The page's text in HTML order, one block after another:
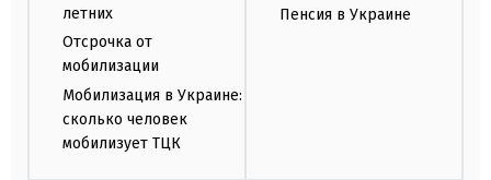
летних
Отсрочка от
мобилизации
Мобилизация в Украине:
сколько человек
мобилизует ТЦК
Пенсия в Украине